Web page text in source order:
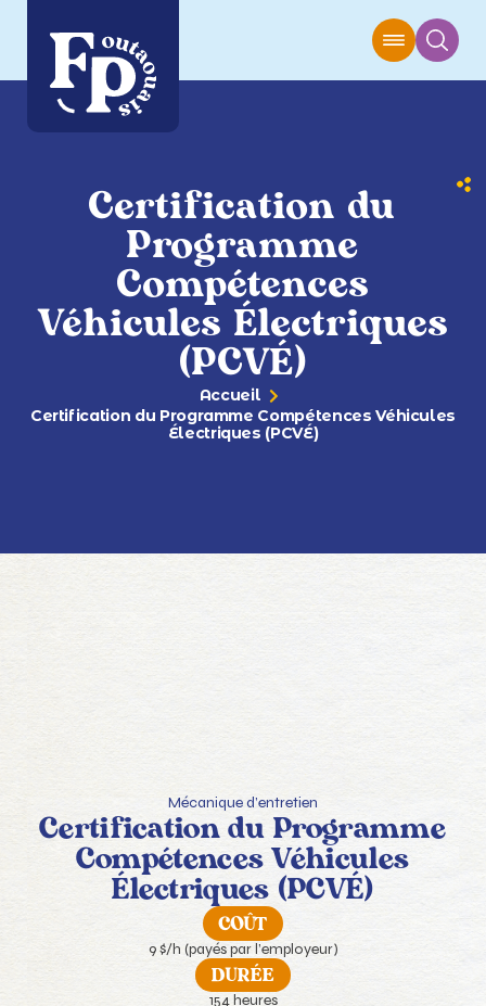
Certification du
Programme
Compétences
Véhicules Électriques
(PCVÉ)
Accueil
Certification du Programme Compétences Véhicules
Électriques (PCVÉ)
Mécanique d’entretien
Certification du Programme
Compétences Véhicules
Électriques (PCVÉ)
COÛT
9 $/h (payés par l’employeur)
DURÉE
154 heures